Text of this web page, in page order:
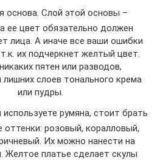
основа. Слой этой основы –
ее цвет обязательно должен
лица. А иначе все ваши ошибки
их подчеркнет желтый цвет.
пятен или разводов,
лишних слоев тонального крема
или пудры.
румяна, стоит брать
оттенки: розовый, коралловый,
Их можно нанести на
Желтое платье сделает скулы